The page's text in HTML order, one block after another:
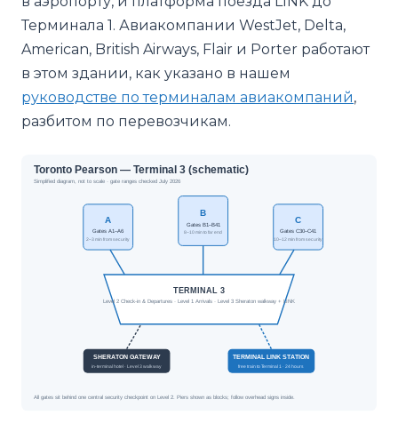
Терминала 1. Авиакомпании WestJet, Delta,
American, British Airways, Flair и Porter работают
в этом здании, как указано в нашем
руководстве по терминалам авиакомпаний,
разбитом по перевозчикам.